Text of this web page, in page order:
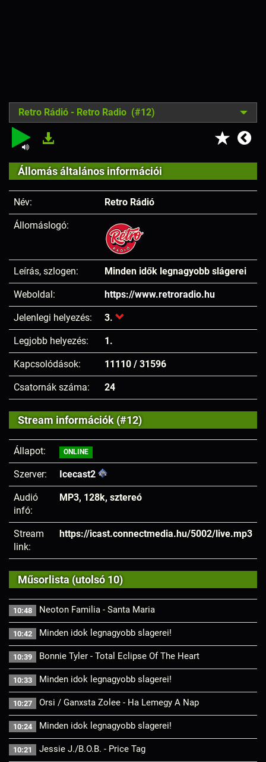
Retro Rádió - Retro Radio (#12)
Állomás általános információi
Név: Retro Rádió
Állomáslogó:
Leírás, szlogen: Minden idők legnagyobb slágerei
Weboldal: https://www.retroradio.hu
Jelenlegi helyezés: 3.
Legjobb helyezés: 1.
Kapcsolódások: 11110 / 31596
Csatornák száma: 24
Stream információk (#12)
Állapot: ONLINE
Szerver: Icecast2
Audió
infó:
MP3, 128k, sztereó
Stream
link:
https://icast.connectmedia.hu/5002/live.mp3
Műsorlista (utolsó 10)
10:48 Neoton Familia - Santa Maria
10:42 Minden idok legnagyobb slagerei!
10:39 Bonnie Tyler - Total Eclipse Of The Heart
10:33 Minden idok legnagyobb slagerei!
10:27 Orsi / Ganxsta Zolee - Ha Lemegy A Nap
10:24 Minden idok legnagyobb slagerei!
10:21 Jessie J./B.O.B. - Price Tag